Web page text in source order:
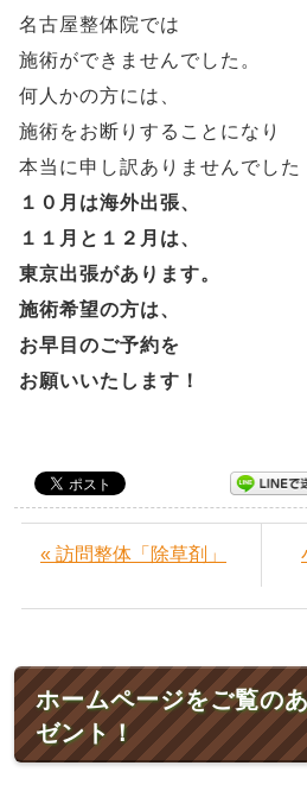
名古屋整体院では
施術ができませんでした。
何人かの方には、
施術をお断りすることになり
本当に申し訳ありませんでした
１０月は海外出張、
１１月と１２月は、
東京出張があります。
施術希望の方は、
お早目のご予約を
お願いいたします！
« 訪問整体「除草剤」
ホームページをご覧の
ゼント！